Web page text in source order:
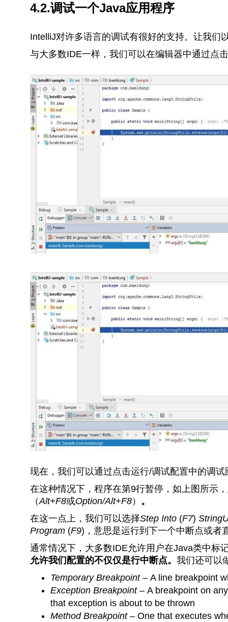
4.2.调试一个Java应用程序
IntelliJ对许多语言的调试有很好的支持。让我们
与大多数IDE一样，我们可以在编辑器中通过点
现在，我们可以通过点击运行/调试配置中的调
在这种情况下，程序在第9行暂停，如上图所示，
（Alt+F8或Option/Alt+F8） 。
在这一点上，我们可以选择Step Into(F7)
Program(F9)，意思是运行到下一个中断点或者
通常情况下，大多数IDE允许用户在Java类中标
允许我们配置的不仅仅是行中断点。 我们还可以
Temporary Breakpoint –A line breakpoint
Exception Breakpoint –A breakpoint on
that exception is about to be thrown
Method Breakpoint –One that executes